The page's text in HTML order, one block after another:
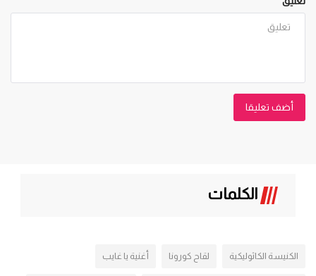
أضف تعليقا
الكلمات
الكنيسة الكاثوليكية لقاح كورونا أغنية يا غايب